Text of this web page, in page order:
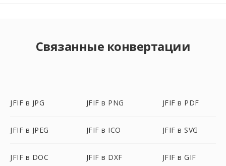
Связанные конвертации
JFIF в JPG JFIF в PNG JFIF в PDF
JFIF в JPEG JFIF в ICO JFIF в SVG
JFIF в DOC JFIF в DXF JFIF в GIF